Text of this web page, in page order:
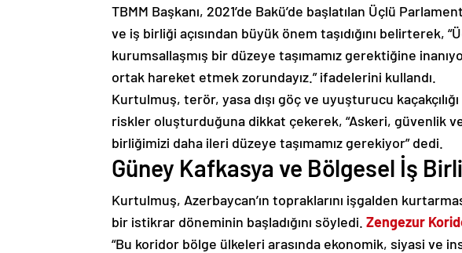
TBMM Başkanı, 2021’de Bakü’de başlatılan Üçlü
ve iş birliği açısından büyük önem taşıdığını belirterek,
kurumsallaşmış bir düzeye taşımamız gerektiğine
ortak hareket etmek zorundayız.” ifadelerini kullandı.
Kurtulmuş, terör, yasa dışı göç ve uyuşturucu
riskler oluşturduğuna dikkat çekerek, “Askeri, güvenlik
birliğimizi daha ileri düzeye taşımamız gerekiyor” dedi.
Güney Kafkasya ve Bölgesel İş
Kurtulmuş, Azerbaycan’ın topraklarını işgalden
bir istikrar döneminin başladığını söyledi. Zengezur
“Bu koridor bölge ülkeleri arasında ekonomik, siyasi ve